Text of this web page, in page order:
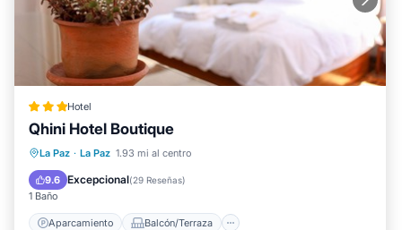
Hotel
Qhini Hotel Boutique
La Paz · La Paz 1.93 mi al centro
9.6 Excepcional(29 Reseñas)
1 Baño
Aparcamiento Balcón/Terraza
Aparcamiento
Internet
Apto para niños